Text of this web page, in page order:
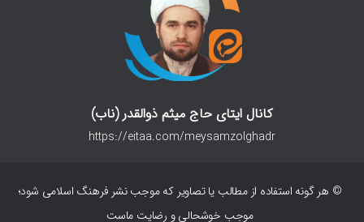
کانال ایتای حاج میثم ذوالقدر (ناب)
https://eitaa.com/meysamzolghadr
© هر گونه استفاده از مطالب یا تصاویر که موجب نشر فرهنگ اسلامی شود؛
موجب خوشحالی و رضایت ماست